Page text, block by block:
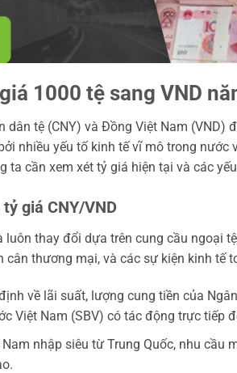
1000 tệ sang VND
dân tệ (CNY) và Đồng Việt Nam (VND)
nhiều yếu tố kinh tế vĩ mô trong nước
ta cần xem xét tỷ giá hiện tại và các
giá CNY/VND
thay đổi dựa trên cung cầu ngoại
cân thương mại, và các sự kiện kinh tế
về lãi suất, lượng cung tiền của
Việt Nam (SBV) có tác động trực tiếp
Nam nhập siêu từ Trung Quốc, nhu cầu